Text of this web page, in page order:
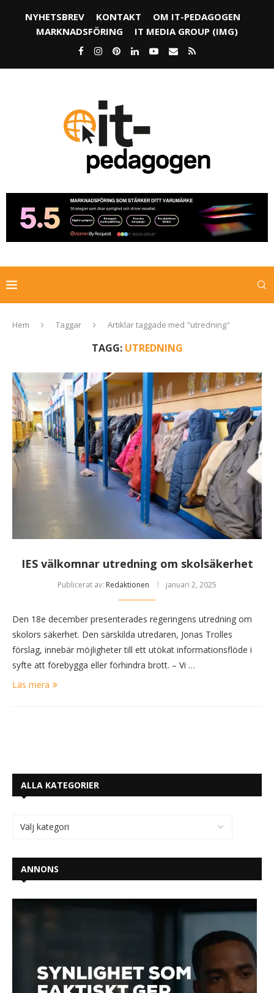
NYHETSBREV KONTAKT
OM IT-PEDAGOGEN
MARKNADSFÖRING
IT MEDIA GROUP (IMG)
Hem Taggar Artiklar taggade med "utredning"
TAGG: UTREDNING
IES välkomnar utredning om skolsäkerhet
Publicerat av: Redaktionen januari 2, 2025
Den 18e december presenterades regeringens utredning om
skolors säkerhet. Den särskilda utredaren, Jonas Trolles
förslag, innebär möjligheter till ett utökat informationsflöde i
syfte att förebygga eller förhindra brott. – Vi …
Läs mera
ALLA KATEGORIER
ANNONS